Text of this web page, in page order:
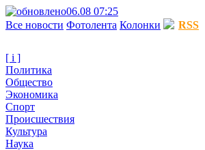
06.08 07:25
Все новости Фотолента Колонки RSS
[ i ]
Политика
Общество
Экономика
Спорт
Происшествия
Культура
Наука